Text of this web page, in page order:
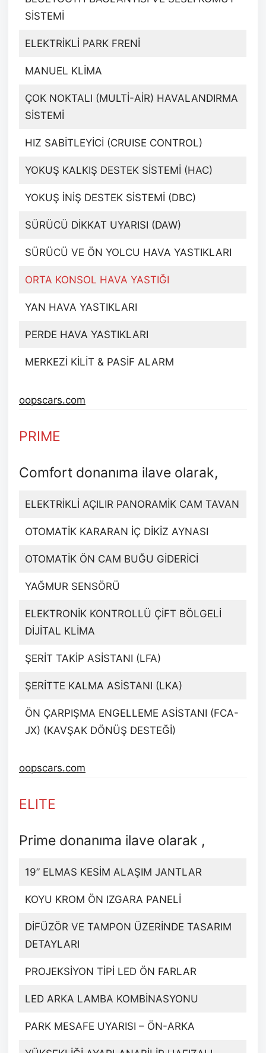
SİSTEMİ
ELEKTRİKLİ PARK FRENİ
MANUEL KLİMA
ÇOK NOKTALI (MULTİ-AİR) HAVALANDIRMA
SİSTEMİ
HIZ SABİTLEYİCİ (CRUISE CONTROL)
YOKUŞ KALKIŞ DESTEK SİSTEMİ (HAC)
YOKUŞ İNİŞ DESTEK SİSTEMİ (DBC)
SÜRÜCÜ DİKKAT UYARISI (DAW)
SÜRÜCÜ VE ÖN YOLCU HAVA YASTIKLARI
ORTA KONSOL HAVA YASTIĞI
YAN HAVA YASTIKLARI
PERDE HAVA YASTIKLARI
MERKEZİ KİLİT & PASİF ALARM
oopscars.com
PRIME
Comfort donanıma ilave olarak,
ELEKTRİKLİ AÇILIR PANORAMİK CAM TAVAN
OTOMATİK KARARAN İÇ DİKİZ AYNASI
OTOMATİK ÖN CAM BUĞU GİDERİCİ
YAĞMUR SENSÖRÜ
ELEKTRONİK KONTROLLÜ ÇİFT BÖLGELİ
DİJİTAL KLİMA
ŞERİT TAKİP ASİSTANI (LFA)
ŞERİTTE KALMA ASİSTANI (LKA)
ÖN ÇARPIŞMA ENGELLEME ASİSTANI (FCA-
JX) (KAVŞAK DÖNÜŞ DESTEĞİ)
oopscars.com
ELITE
Prime donanıma ilave olarak ,
19” ELMAS KESİM ALAŞIM JANTLAR
KOYU KROM ÖN IZGARA PANELİ
DİFÜZÖR VE TAMPON ÜZERİNDE TASARIM
DETAYLARI
PROJEKSİYON TİPİ LED ÖN FARLAR
LED ARKA LAMBA KOMBİNASYONU
PARK MESAFE UYARISI – ÖN-ARKA